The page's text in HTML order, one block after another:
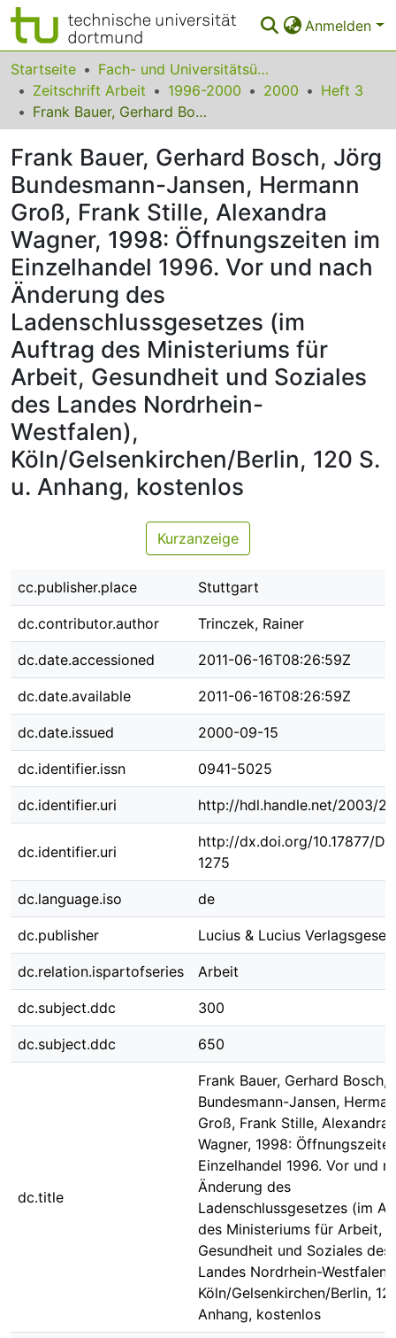
Anmelden
Bereiche & Sammlungen
Das gesamte Repositorium
FAQ
Leitlinien
Zurück zur Startseite
Startseite
Fach- und Universitätsübergreifendes
Zeitschrift Arbeit
1996-2000 2000
Heft 3
Frank Bauer, Gerhard Bosch, Jörg Bundesmann-Jansen, Hermann Groß, Frank Stille, Alexandra Wagner, 1998: Öffnungszeiten im Einzelhandel 1996. Vor und nach Änderung des Ladenschlussgesetzes (im Auftrag des Ministeriums für Arbeit, Gesundheit und Soziales des Landes Nordrhein-Westfalen), Köln/Gelsenkirchen/Berlin, 120 S. u. Anhang, kostenlos
Frank Bauer, Gerhard Bosch, Jörg
Bundesmann-Jansen, Hermann
Groß, Frank Stille, Alexandra
Wagner, 1998: Öffnungszeiten im
Einzelhandel 1996. Vor und nach
Änderung des
Ladenschlussgesetzes (im
Auftrag des Ministeriums für
Arbeit, Gesundheit und Soziales
des Landes Nordrhein-
Westfalen),
Köln/Gelsenkirchen/Berlin, 120 S.
u. Anhang, kostenlos
Kurzanzeige
cc.publisher.place Stuttgart
dc.contributor.author Trinczek, Rainer
dc.date.accessioned 2011-06-16T08:26:59Z
dc.date.available 2011-06-16T08:26:59Z
dc.date.issued 2000-09-15
dc.identifier.issn 0941-5025
dc.identifier.uri http://hdl.handle.net/2003/
dc.identifier.uri
http://dx.doi.org/10.17877/
1275
dc.language.iso de
dc.publisher Lucius & Lucius
dc.relation.ispartofseries Arbeit
dc.subject.ddc 300
dc.subject.ddc 650
dc.title
Frank Bauer, Gerhard Bosch,
Bundesmann-Jansen,
Groß, Frank Stille, Alexandra
Wagner, 1998:
Einzelhandel 1996. Vor und
Änderung des
Ladenschlussgesetzes (im
des Ministeriums für Arbeit,
Gesundheit und Soziales des
Landes Nordrhein-Westfalen),
Köln/Gelsenkirchen/Berlin,
Anhang, kostenlos